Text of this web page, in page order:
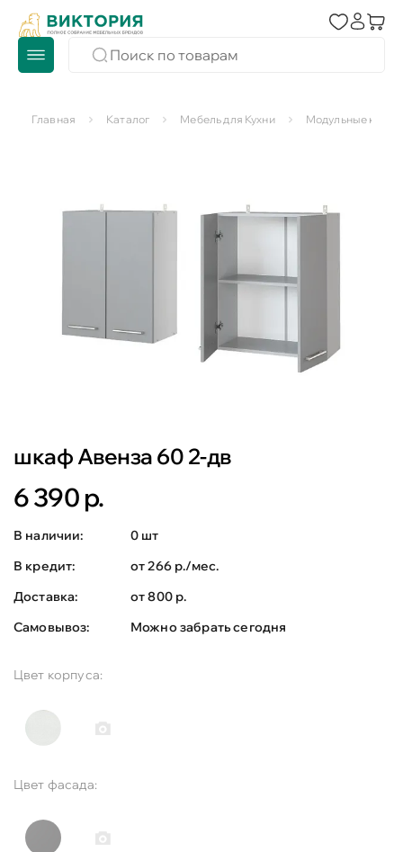
Главная Каталог Мебель для Кухни Модульные кухни
шкаф Авенза 60 2-дв
6 390 р.
В наличии:
0 шт
В кредит:
от 266 р./мес.
Доставка:
от 800 р.
Самовывоз:
Можно забрать сегодня
Цвет корпуса:
Цвет фасада: